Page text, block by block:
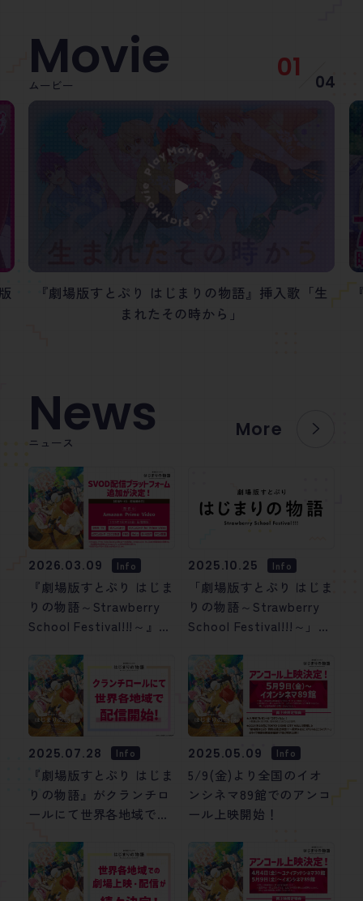
Movie
ムービー
01 04
『劇場版すとぷり はじまりの物語』挿入歌「生
まれたその時から」
News
ニュース
More
2026.03.09 Info
『劇場版すとぷり はじま
りの物語～Strawberry
School Festival!!!～』
ームの追加が決定！
2025.10.25 Info
「劇場版すとぷり はじま
りの物語～Strawberry
School Festival!!!～」の
レビ初放送記念Xフォロ
ー&リポストキャンペー
ンも実施！
2025.07.28 Info
『劇場版すとぷり はじま
りの物語』がクランチロ
ールにて世界各地域で配
2025.05.09 Info
5/9(金)より全国のイオ
ンシネマ89館でのアンコ
ール上映開始！